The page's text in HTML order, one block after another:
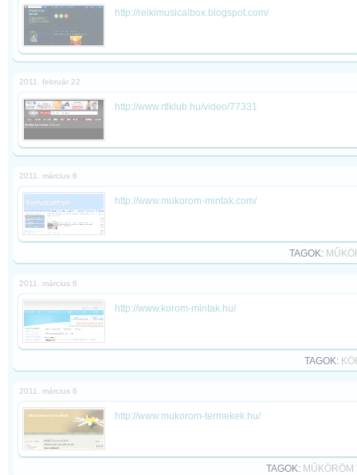
http://reikimusicalbox.blogspot.com/
2011. február 22
http://www.rtlklub.hu/video/77331
2011. március 6
http://www.mukorom-mintak.com/
TAGOK:
2011. március 6
http://www.korom-mintak.hu/
TAGOK:
2011. március 6
http://www.mukorom-termekek.hu/
TAGOK: